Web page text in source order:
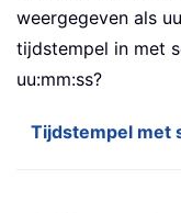
weergegeven als
tijdstempel in met
uu:mm:ss?
Tijdstempel met